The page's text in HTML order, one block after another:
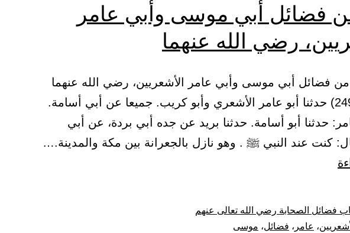
فضائل أبي موسى وأبي عامر
رضي الله عنهما
من فضائل أبي موسى وأبي عامر الأشعريين، رضي الله عنهما
164 – (2497) حدثنا أبو عامر الأشعري وأبو كريب. جميعا عن أبي أسامة.
حدثنا أبو أسامة. حدثنا بريد عن جده أبي بردة، عن أبي
كنت عند النبي ﷺ . وهو نازل بالجعرانة بين مكة والمدينة.…
فضائل الصحابة رضي الله تعالى عنهم
، عامر ، فضائل، موسى